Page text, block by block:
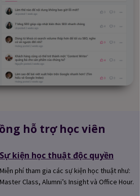
hỗ trợ học viên
Sự kiện học thuật độc quyền
Miễn phí tham gia các sự kiện học thuật như:
Master Class, Alumni’s Insight và Office Hour.